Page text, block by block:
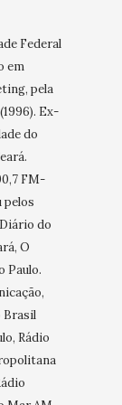
Federal
em
pela
Ex-
do
FM-
pelos
do
O
Paulo.
Brasil
Rádio